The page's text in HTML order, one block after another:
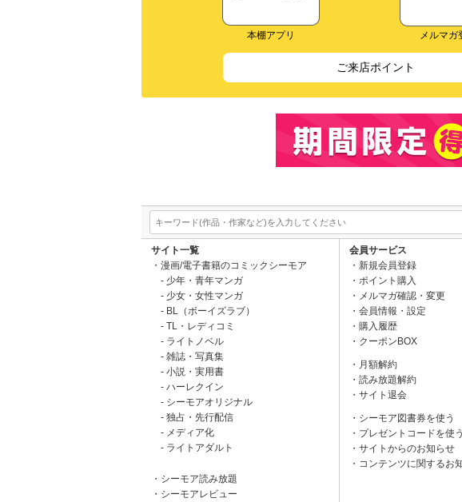
本棚アプリ メルマガ
ご来店ポイント
サイト一覧
漫画/電子書籍のコミックシーモア
少年・青年マンガ
少女・女性マンガ
BL（ボーイズラブ）
TL・レディコミ
ライトノベル
雑誌・写真集
小説・実用書
ハーレクイン
シーモアオリジナル
独占・先行配信
メディア化
ライトアダルト
シーモア読み放題
シーモアレビュー
会員サービス
新規会員登録
ポイント購入
メルマガ確認・変更
会員情報・設定
購入履歴
クーポンBOX
月額解約
読み放題解約
サイト退会
シーモア図書券を使う
プレゼントコードを使う
サイトからのお知らせ
コンテンツに関するお